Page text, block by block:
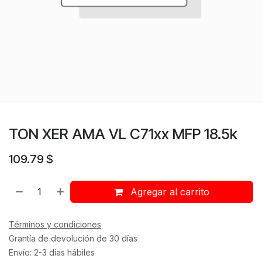
TON XER AMA VL C71xx MFP 18.5k
109.79$
Agregar al carrito
Términos y condiciones
Grantía de devolución de 30 días
Envío: 2-3 días hábiles